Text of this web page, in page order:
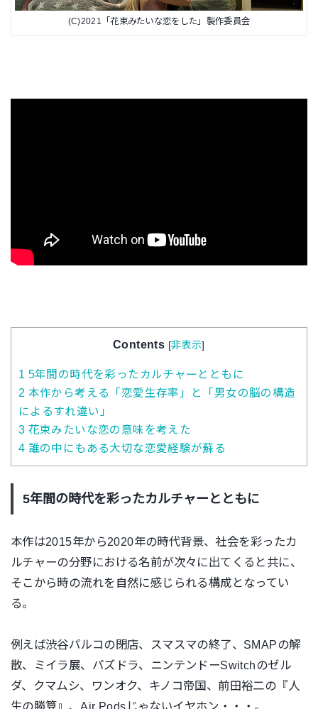
(C)2021「花束みたいな恋をした」製作委員会
Contents [非表示]
1 5年間の時代を彩ったカルチャーとともに
2 本作から考える「恋愛生存率」と「男女の脳の構造
によるすれ違い」
3 花束みたいな恋の意味を考えた
4 誰の中にもある大切な恋愛経験が蘇る
5年間の時代を彩ったカルチャーとともに
本作は2015年から2020年の時代背景、社会を彩ったカ
ルチャーの分野における名前が次々に出てくると共に、
そこから時の流れを自然に感じられる構成となってい
る。
例えば渋谷パルコの閉店、スマスマの終了、SMAPの解
散、ミイラ展、パズドラ、ニンテンドーSwitchのゼル
ダ、クマムシ、ワンオク、キノコ帝国、前田裕二の『人
生の勝算』、Air Podsじゃないイヤホン・・・。